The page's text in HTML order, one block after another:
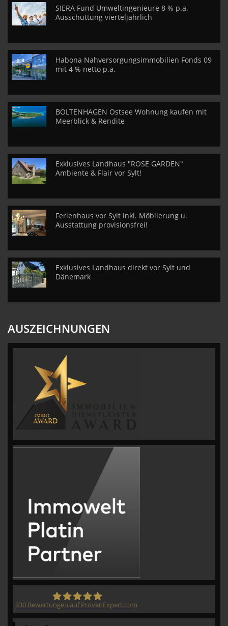
SIERA Fund Umweltingenieure 8 % p.a.
Ausschüttung vierteljährlich
Habona Nahversorgungsimmobilien Fonds 09
mit 4 % netto p.a.
BOLTENHAGEN Ostsee Wohnung kaufen mit
Meerblick & Rendite
Exklusives Landhaus "ROSE GARDEN"
Ambiente & Flair vor Sylt!
Ferienhaus vor Sylt inkl. Möblierung u.
Ausstattung provisionsfrei!
Exklusives Landhaus direkt vor Sylt und
Dänemark
AUSZEICHNUNGEN
330 Bewertungen auf ProvenExpert.com